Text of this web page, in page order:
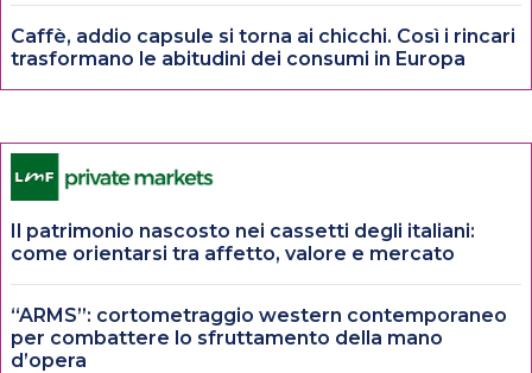
Caffè, addio capsule si torna ai chicchi. Così i rincari
trasformano le abitudini dei consumi in Europa
Il patrimonio nascosto nei cassetti degli italiani:
come orientarsi tra affetto, valore e mercato
“ARMS”: cortometraggio western contemporaneo
per combattere lo sfruttamento della mano
d’opera